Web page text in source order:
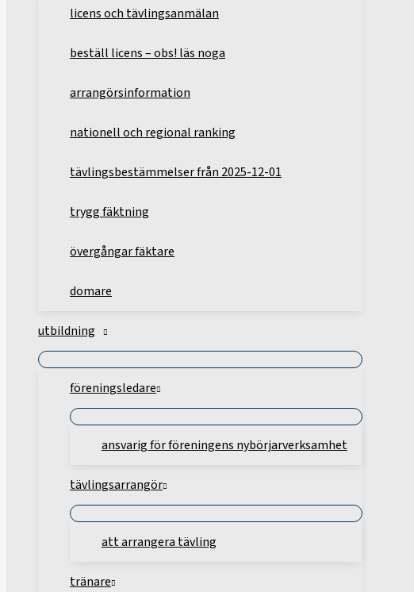
licens och tävlingsanmälan
beställ licens – obs! läs noga
arrangörsinformation
nationell och regional ranking
tävlingsbestämmelser från 2025-12-01
trygg fäktning
övergångar fäktare
domare
utbildning
föreningsledare
ansvarig för föreningens nybörjarverksamhet
tävlingsarrangör
att arrangera tävling
tränare